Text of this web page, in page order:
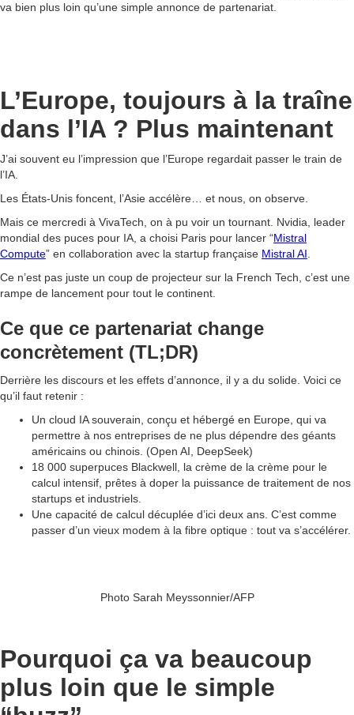
va bien plus loin qu’une simple annonce de partenariat.
L’Europe, toujours à la traîne
dans l’IA ? Plus maintenant
J’ai souvent eu l’impression que l’Europe regardait passer le train de
l’IA.
Les États-Unis foncent, l’Asie accélère… et nous, on observe.
Mais ce mercredi à VivaTech, on à pu voir un tournant. Nvidia, leader
mondial des puces pour IA, a choisi Paris pour lancer “Mistral
Compute” en collaboration avec la startup française Mistral AI
Ce n’est pas juste un coup de projecteur sur la French Tech, c’est une
rampe de lancement pour tout le continent.
Ce que ce partenariat change
concrètement (TL;DR)
Derrière les discours et les effets d’annonce, il y a du solide. Voici ce
qu’il faut retenir :
Un cloud IA souverain, conçu et hébergé en Europe, qui va
permettre à nos entreprises de ne plus dépendre des géants
américains ou chinois. (Open AI, DeepSeek)
18 000 superpuces Blackwell, la crème de la crème pour le
calcul intensif, prêtes à doper la puissance de traitement de nos
startups et industriels.
Une capacité de calcul décuplée d’ici deux ans. C’est comme
passer d’un vieux modem à la fibre optique : tout va s’accélérer.
Photo Sarah Meyssonnier/AFP
Pourquoi ça va beaucoup
plus loin que le simple